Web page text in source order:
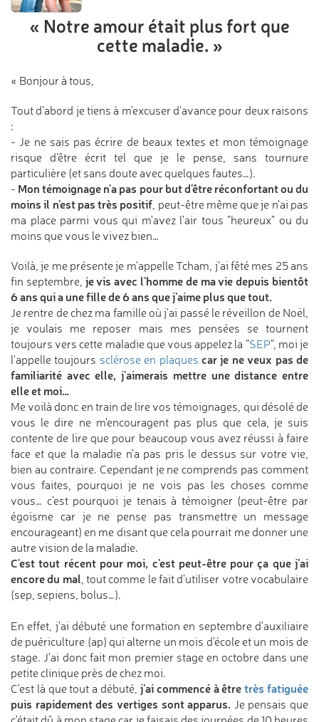
« Notre amour était plus fort que
cette maladie. »
« Bonjour à tous,
Tout d'abord je tiens à m'excuser d'avance pour deux raisons
:
- Je ne sais pas écrire de beaux textes et mon témoignage
risque d'être écrit tel que je le pense, sans tournure
particulière (et sans doute avec quelques fautes…).
- Mon témoignage n'a pas pour but d'être réconfortant ou du
moins il n'est pas très positif, peut-être même que je n'ai pas
ma place parmi vous qui m'avez l'air tous "heureux" ou du
moins que vous le vivez bien…
Voilà, je me présente je m'appelle Tcham, j'ai fêté mes 25 ans
fin septembre, je vis avec l'homme de ma vie depuis bientôt
6 ans qui a une fille de 6 ans que j'aime plus que tout.
Je rentre de chez ma famille où j'ai passé le réveillon de Noël,
je voulais me reposer mais mes pensées se tournent
toujours vers cette maladie que vous appelez la "SEP", moi je
l'appelle toujours sclérose en plaques car je ne veux pas de
familiarité avec elle, j'aimerais mettre une distance entre
elle et moi…
Me voilà donc en train de lire vos témoignages, qui désolé de
vous le dire ne m'encouragent pas plus que cela, je suis
contente de lire que pour beaucoup vous avez réussi à faire
face et que la maladie n'a pas pris le dessus sur votre vie,
bien au contraire. Cependant je ne comprends pas comment
vous faites, pourquoi je ne vois pas les choses comme
vous… c'est pourquoi je tenais à témoigner (peut-être par
égoïsme car je ne pense pas transmettre un message
encourageant) en me disant que cela pourrait me donner une
autre vision de la maladie.
C'est tout récent pour moi, c'est peut-être pour ça que j'ai
encore du mal, tout comme le fait d'utiliser votre vocabulaire
(sep, sepiens, bolus…).
En effet, j'ai débuté une formation en septembre d'auxiliaire
de puériculture (ap) qui alterne un mois d'école et un mois de
stage. J'ai donc fait mon premier stage en octobre dans une
petite clinique près de chez moi.
C'est là que tout a débuté, j'ai commencé à êtretrès fatiguée
puis rapidement des vertiges sont apparus. Je pensais que